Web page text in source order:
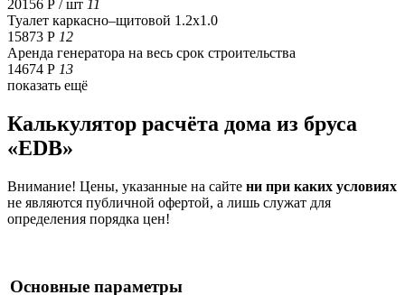
20156 Р / шт 11
Туалет каркасно–щитовой 1.2х1.0
15873 Р 12
Аренда генератора на весь срок строительства
14674 Р 13
показать ещё
Калькулятор расчёта дома из бруса
«EDB»
Внимание! Цены, указанные на сайте ни при каких условиях
не являются публичной офертой, а лишь служат для
определения порядка цен!
Основные параметры